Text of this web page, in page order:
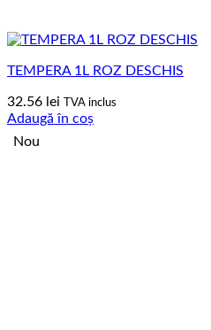
TEMPERA 1L ROZ DESCHIS
32.56 lei TVA inclus
Adaugă în coș
Nou